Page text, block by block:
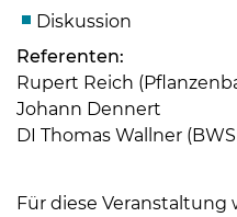
Skip to
Diskussion
Referenten:
Rupert Reich
Johann Dennert
DI Thomas Wallner
Für diese Veranstaltung